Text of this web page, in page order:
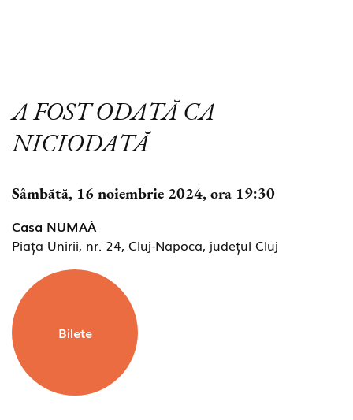
A FOST ODATĂ CA
NICIODATĂ
Sâmbătă, 16 noiembrie 2024, ora 19:30
Casa NUMAÀ
Piața Unirii, nr. 24, Cluj-Napoca, județul Cluj
Bilete